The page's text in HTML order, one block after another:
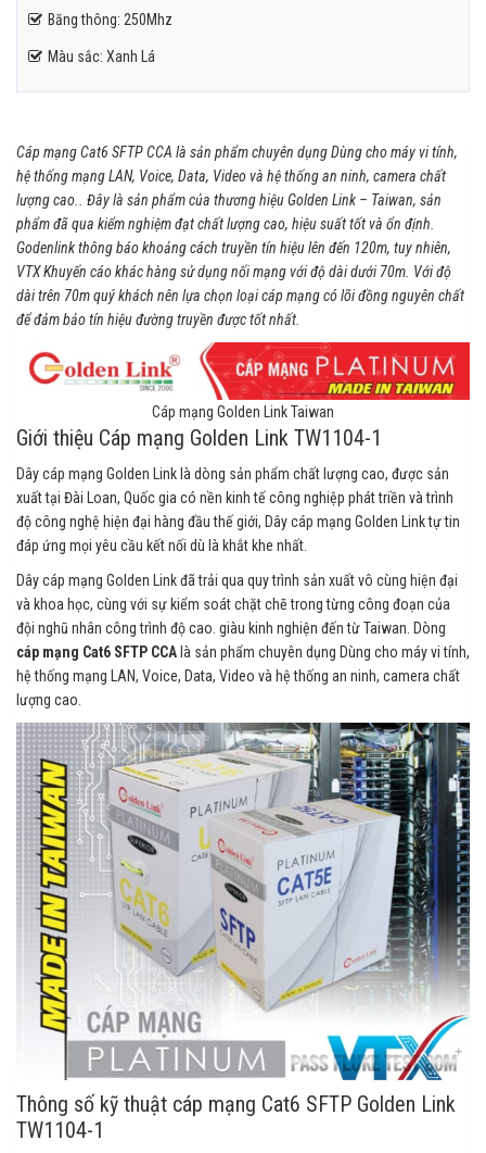
Băng thông: 250Mhz
Màu sắc: Xanh Lá
Cáp mạng Cat6 SFTP CCA là sản phẩm chuyên dụng Dùng cho máy vi tính,
hệ thống mạng LAN, Voice, Data, Video và hệ thống an ninh, camera chất
lượng cao.. Đây là sản phẩm của thương hiệu Golden Link – Taiwan, sản
phẩm đã qua kiểm nghiệm đạt chất lượng cao, hiệu suất tốt và ổn định.
Godenlink thông báo khoảng cách truyền tín hiệu lên đến 120m, tuy nhiên,
VTX Khuyến cáo khác hàng sử dụng nối mạng với độ dài dưới 70m. Với độ
dài trên 70m quý khách nên lựa chọn loại cáp mạng có lõi đồng nguyên chất
để đảm bảo tín hiệu đường truyền được tốt nhất.
Cáp mạng Golden Link Taiwan
Giới thiệu Cáp mạng Golden Link TW1104-1
Dây cáp mạng Golden Link là dòng sản phẩm chất lượng cao, được sản
xuất tại Đài Loan, Quốc gia có nền kinh tế công nghiệp phát triền và trình
độ công nghệ hiện đại hàng đầu thế giới, Dây cáp mạng Golden Link tự tin
đáp ứng mọi yêu cầu kết nối dù là khắt khe nhất.
Dây cáp mạng Golden Link đã trải qua quy trình sản xuất vô cùng hiện đại
và khoa học, cùng với sự kiểm soát chặt chẽ trong từng công đoạn của
đội nghũ nhân công trình độ cao. giàu kinh nghiện đến từ Taiwan. Dòng
cáp mạng Cat6 SFTP CCAlà sản phẩm chuyên dụng Dùng cho máy vi tính,
hệ thống mạng LAN, Voice, Data, Video và hệ thống an ninh, camera chất
lượng cao.
Thông số kỹ thuật cáp mạng Cat6 SFTP Golden Link
TW1104-1